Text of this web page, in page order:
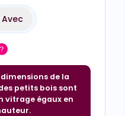
Avec
de la
petits bois sont
vitrage égaux en